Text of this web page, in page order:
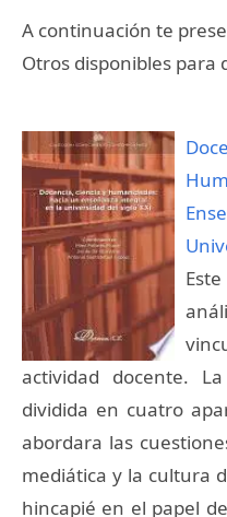
A continuación te
Otros disponibles para
actividad docente.
dividida en cuatro
abordara las
mediática y la cultura
hincapié en el papel